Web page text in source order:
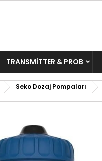
TRANSMITTER & PROB
Seko Dozaj Pompaları